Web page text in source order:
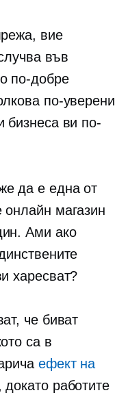
вие
във
по-добре
по-уверени
бизнеса ви по-
да е една от
онлайн магазин
Ами ако
харесват?
че биват
са в
ефект на
работите